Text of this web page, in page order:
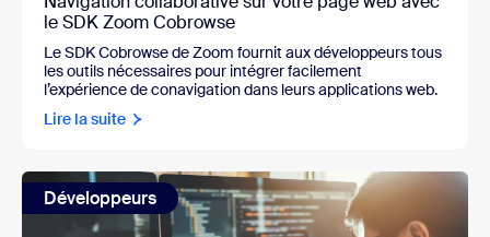
le SDK Zoom Cobrowse
Le SDK Cobrowse de Zoom fournit aux développeurs tous
les outils nécessaires pour intégrer facilement
l’expérience de conavigation dans leurs applications web.
Lire la suite
Développeurs